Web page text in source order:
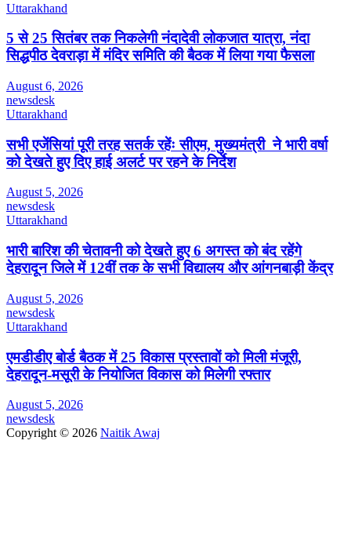
Uttarakhand
5 से 25 सितंबर तक निकलेगी नंदादेवी लोकजात यात्रा, नंदा
सिद्धपीठ देवराड़ा में मंदिर समिति की बैठक में लिया गया फैसला
August 6, 2026
newsdesk
Uttarakhand
सभी एजेंसियां पूरी तरह सतर्क रहेंः सीएम, मुख्यमंत्री ने भारी वर्षा
को देखते हुए दिए हाई अलर्ट पर रहने के निर्देश
August 5, 2026
newsdesk
Uttarakhand
भारी बारिश की चेतावनी को देखते हुए 6 अगस्त को बंद रहेंगे
देहरादून जिले में 12वीं तक के सभी विद्यालय और आंगनबाड़ी केंद्र
August 5, 2026
newsdesk
Uttarakhand
एमडीडीए बोर्ड बैठक में 25 विकास प्रस्तावों को मिली मंजूरी,
देहरादून-मसूरी के नियोजित विकास को मिलेगी रफ्तार
August 5, 2026
newsdesk
Copyright © 2026 Naitik Awaj